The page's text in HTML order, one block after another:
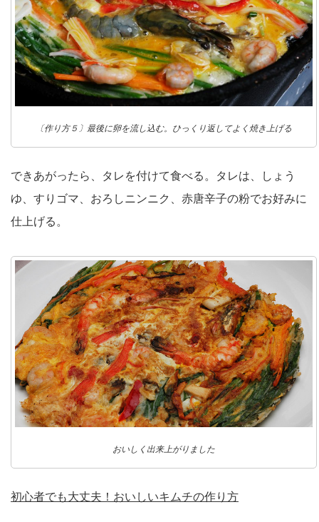
〔作り方５〕最後に卵を流し込む。ひっくり返してよく焼き上げる
できあがったら、タレを付けて食べる。タレは、しょう
ゆ、すりゴマ、おろしニンニク、赤唐辛子の粉でお好みに
仕上げる。
おいしく出来上がりました
初心者でも大丈夫！おいしいキムチの作り方